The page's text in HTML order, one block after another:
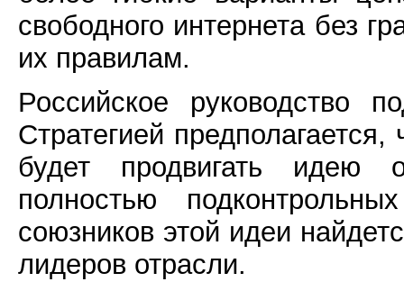
свободного интернета без
их правилам.
Российское руководство
Стратегией
будет продвигать идею
полностью
союзников этой идеи
лидеров отрасли.